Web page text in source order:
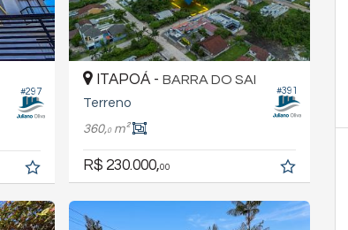
#297 #391
ITAPOÁ - BARRA DO SAI
Terreno
360,0m²
R$ 230.000,00